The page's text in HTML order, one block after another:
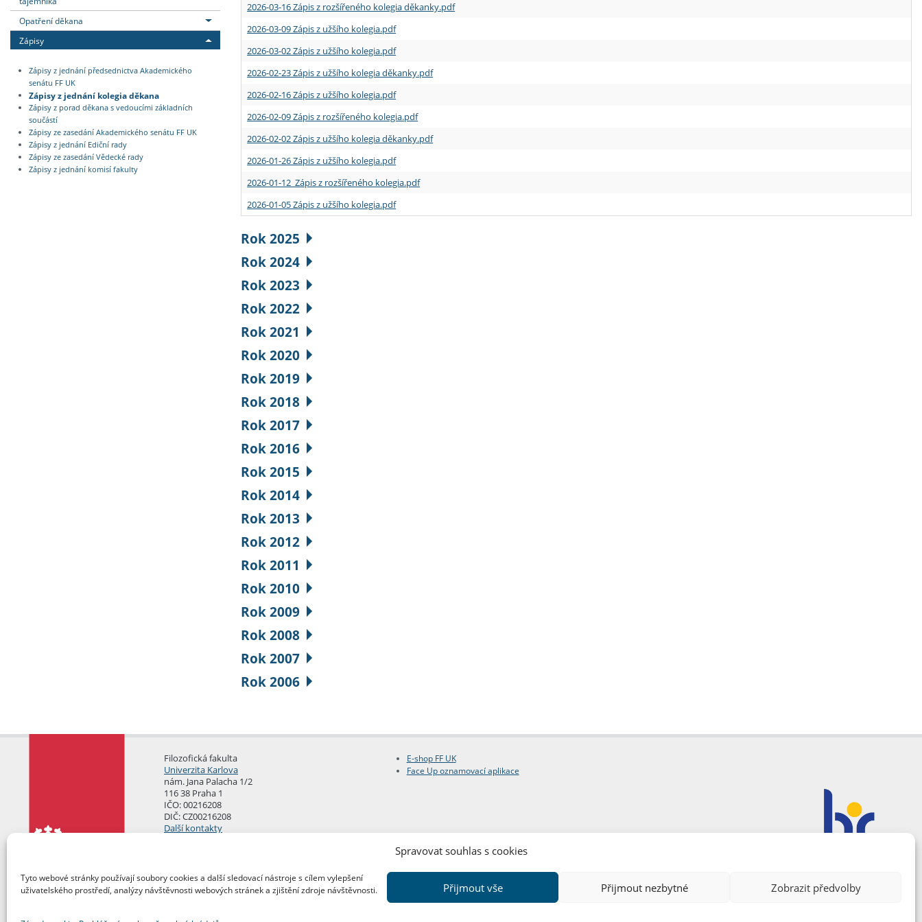
Spravovat souhlas s cookies
Tyto webové stránky používají soubory cookies a další sledovací nástroje s cílem vylepšení
uživatelského prostředí, analýzy návštěvnosti webových stránek a zjištění zdroje návštěvnosti.
Přijmout vše Přijmout nezbytné Zobrazit předvolby
Opatření děkana
Zápisy
Zápisy z jednání předsednictva Akademického
senátu FF UK
Zápisy z jednání kolegia děkana
Zápisy z porad děkana s vedoucími základních
součástí
Zápisy ze zasedání Akademického senátu FF UK
Zápisy z jednání Ediční rady
Zápisy ze zasedání Vědecké rady
Zápisy z jednání komisí fakulty
2026-03-16 Zápis z rozšířeného kolegia děkanky.pdf
2026-03-09 Zápis z užšího kolegia.pdf
2026-03-02 Zápis z užšího kolegia.pdf
2026-02-23 Zápis z užšího kolegia děkanky.pdf
2026-02-16 Zápis z užšího kolegia.pdf
2026-02-09 Zápis z rozšířeného kolegia.pdf
2026-02-02 Zápis z užšího kolegia děkanky.pdf
2026-01-26 Zápis z užšího kolegia.pdf
2026-01-12 Zápis z rozšířeného kolegia.pdf
2026-01-05 Zápis z užšího kolegia.pdf
Rok 2025
Rok 2024
Rok 2023
Rok 2022
Rok 2021
Rok 2020
Rok 2019
Rok 2018
Rok 2017
Rok 2016
Rok 2015
Rok 2014
Rok 2013
Rok 2012
Rok 2011
Rok 2010
Rok 2009
Rok 2008
Rok 2007
Rok 2006
Filozofická fakulta
Univerzita Karlova
nám. Jana Palacha 1/2
116 38 Praha 1
IČO: 00216208
DIČ: CZ00216208
Další kontakty
E-shop FF UK
Face Up oznamovací aplikace